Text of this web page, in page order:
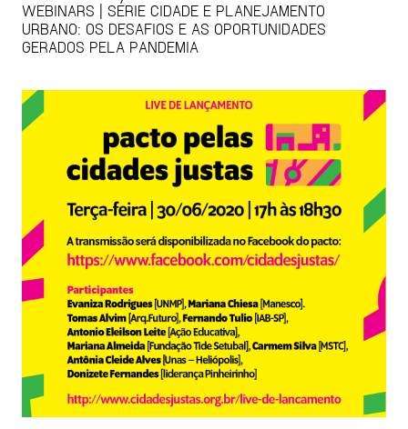
WEBINARS | SÉRIE CIDADE E PLANEJAMENTO
URBANO: OS DESAFIOS E AS OPORTUNIDADES
GERADOS PELA PANDEMIA